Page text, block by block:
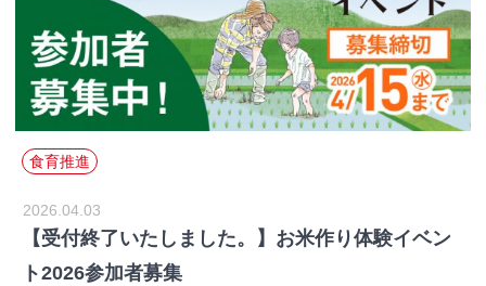
食育推進
2026.04.03
【受付終了いたしました。】お米作り体験イベン
ト2026参加者募集